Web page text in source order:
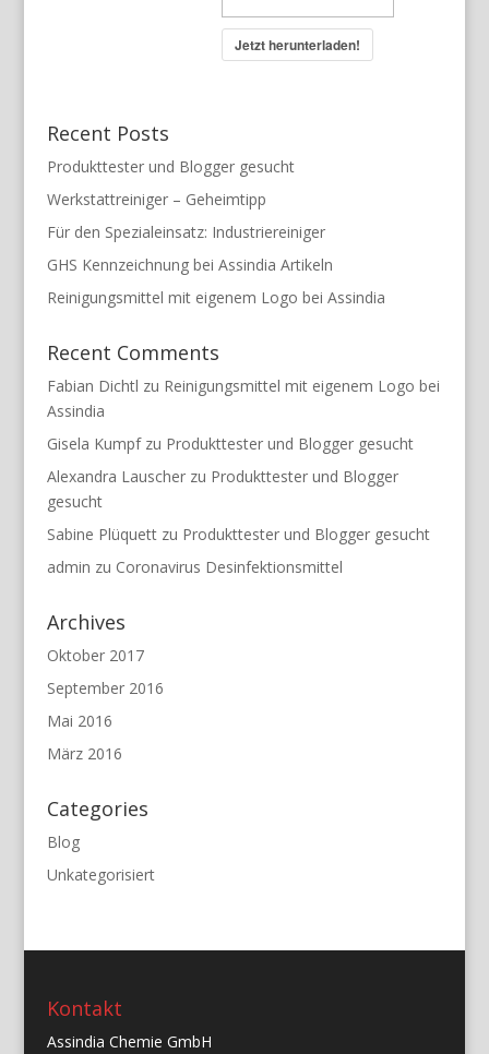
Jetzt herunterladen!
Recent Posts
Produkttester und Blogger gesucht
Werkstattreiniger – Geheimtipp
Für den Spezialeinsatz: Industriereiniger
GHS Kennzeichnung bei Assindia Artikeln
Reinigungsmittel mit eigenem Logo bei Assindia
Recent Comments
Fabian Dichtl zu Reinigungsmittel mit eigenem Logo bei
Assindia
Gisela Kumpfzu Produkttester und Blogger gesucht
Alexandra Lauscherzu Produkttester und Blogger
gesucht
Sabine Plüquettzu Produkttester und Blogger gesucht
admin zu Coronavirus Desinfektionsmittel
Archives
Oktober 2017
September 2016
Mai 2016
März 2016
Categories
Blog
Unkategorisiert
Kontakt
Assindia Chemie GmbH